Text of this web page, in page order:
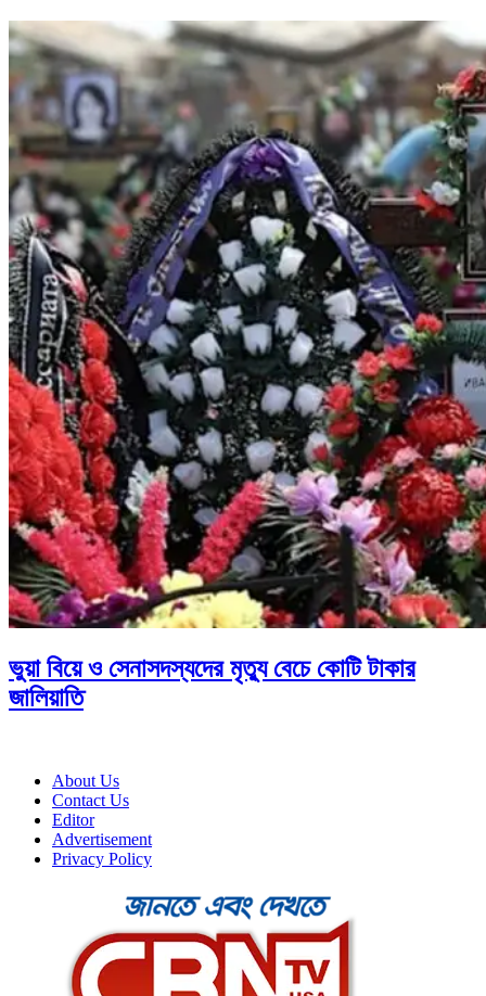
ভুয়া বিয়ে ও সেনাসদস্যদের মৃত্যু বেচে কোটি টাকার
জালিয়াতি
About Us
Contact Us
Editor
Advertisement
Privacy Policy